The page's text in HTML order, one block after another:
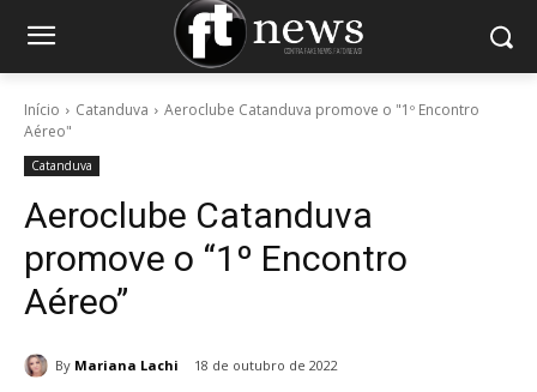
Início Catanduva
Aeroclube Catanduva promove o "1º Encontro
Aéreo"
Catanduva
Aeroclube Catanduva
promove o “1º Encontro
Aéreo”
By Mariana Lachi 18 de outubro de 2022